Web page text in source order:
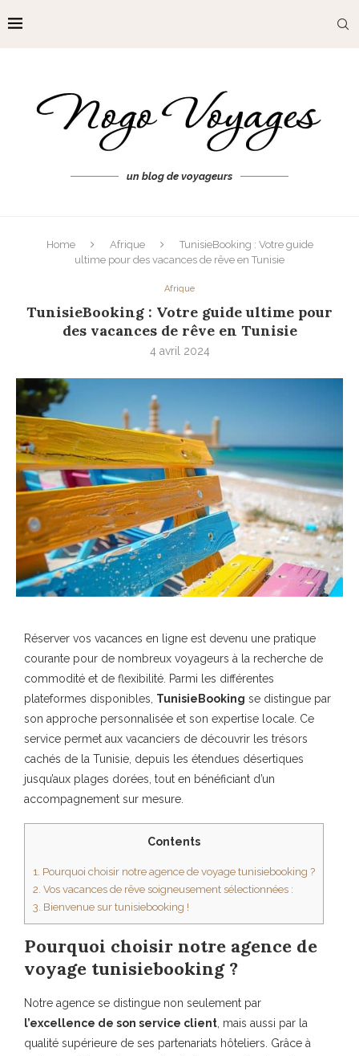
un blog de voyageurs
Home Afrique
TunisieBooking : Votre guide
ultime pour des vacances de rêve en Tunisie
Afrique
TunisieBooking : Votre guide ultime pour
des vacances de rêve en Tunisie
4 avril 2024
Réserver vos vacances en ligne est devenu une pratique
courante pour de nombreux voyageurs à la recherche de
commodité et de flexibilité. Parmi les différentes
plateformes disponibles, TunisieBooking se distingue par
son approche personnalisée et son expertise locale. Ce
service permet aux vacanciers de découvrir les trésors
cachés de la Tunisie, depuis les étendues désertiques
jusqu’aux plages dorées, tout en bénéficiant d’un
accompagnement sur mesure.
Contents
1. Pourquoi choisir notre agence de voyage tunisiebooking ?
2. Vos vacances de rêve soigneusement sélectionnées :
3. Bienvenue sur tunisiebooking !
Pourquoi choisir notre agence de
voyage tunisiebooking ?
Notre agence se distingue non seulement par
l’excellence de son service client , mais aussi par la
qualité supérieure de ses partenariats hôteliers. Grâce à